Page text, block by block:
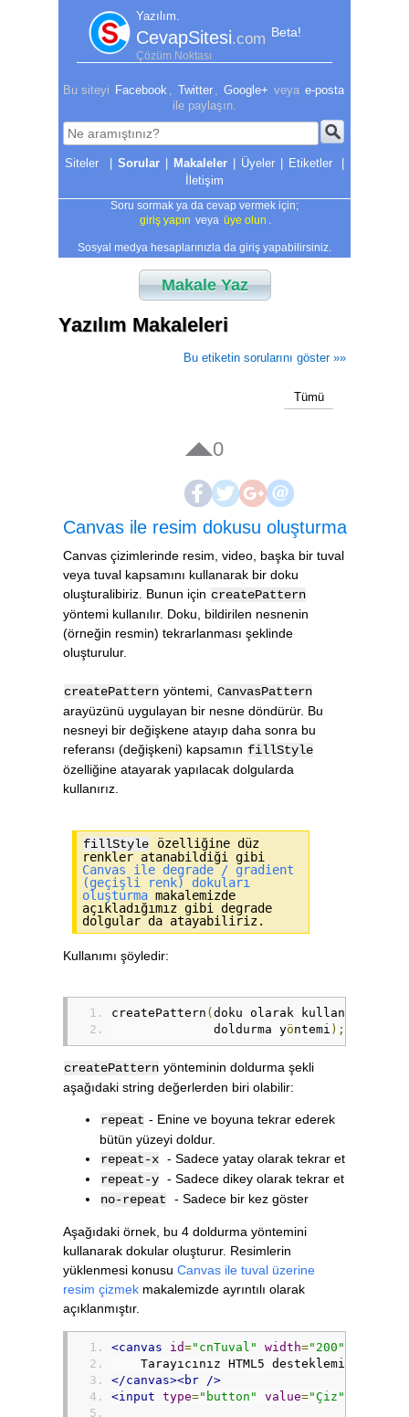
Yazılım.
CevapSitesi.com Beta!
Çözüm Noktası
Bu siteyi Facebook Twitter Google+ veya e-posta
ile paylaşın.
| Sorular | Makaleler | Üyeler | Etiketler
|
İletişim
Soru sormak ya da cevap vermek için;
giriş yapın veya üye olun
Sosyal medya hesaplarınızla da giriş yapabilirsiniz.
Makale Yaz
Yazılım Makaleleri
Bu etiketin sorularını göster »»
Tümü
0
Canvas ile resim dokusu oluşturma
Canvas çizimlerinde resim, video, başka bir tuval
veya tuval kapsamını kullanarak bir doku
oluşturalibiriz. Bunun için createPattern
yöntemi kullanılır. Doku, bildirilen nesnenin
(örneğin resmin) tekrarlanması şeklinde
oluşturulur.
createPattern yöntemi, CanvasPattern
arayüzünü uygulayan bir nesne döndürür. Bu
nesneyi bir değişkene atayıp daha sonra bu
referansı (değişkeni) kapsamın fillStyle
özelliğine atayarak yapılacak dolgularda
kullanırız.
fillStyle özelliğine düz
renkler atanabildiği gibi
Canvas ile degrade / gradient
(geçişli renk) dokuları
oluşturma makalemizde
açıkladığımız gibi degrade
dolgular da atayabiliriz.
Kullanımı şöyledir:
createPattern (doku olarak kullan
              doldurma y
öntemi );
createPattern yönteminin doldurma şekli
aşağıdaki string değerlerden biri olabilir:
repeat - Enine ve boyuna tekrar ederek
bütün yüzeyi doldur.
repeat-x - Sadece yatay olarak tekrar et
repeat-y - Sadece dikey olarak tekrar et
no-repeat
- Sadece bir kez göster
Aşağıdaki örnek, bu 4 doldurma yöntemini
kullanarak dokular oluşturur. Resimlerin
yüklenmesi konusu Canvas ile tuval üzerine
resim çizmek makalemizde ayrıntılı olarak
açıklanmıştır.
<canvas id="cnTuval" width="200"
    Tarayıcınız HTML5 desteklemiyor.
</canvas><br
/>
<input type="button" value="Çiz"